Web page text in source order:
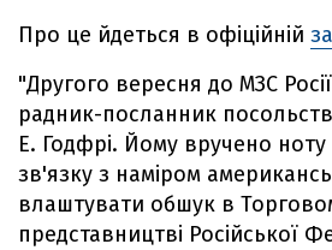
Про це йдеться в офіційній
"Другого вересня до МЗС
радник-посланник
Е. Годфрі. Йому вручено ноту
зв'язку з наміром
влаштувати обшук в
представництві Російської